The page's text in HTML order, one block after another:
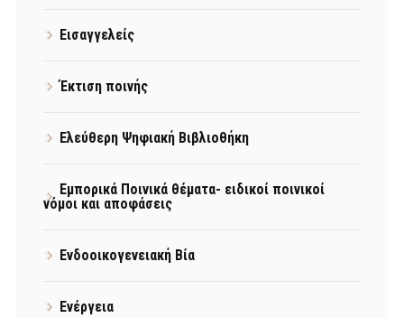
Εισαγγελείς
Έκτιση ποινής
Ελεύθερη Ψηφιακή Βιβλιοθήκη
Εμπορικά Ποινικά θέματα- ειδικοί ποινικοί
νόμοι και αποφάσεις
Ενδοοικογενειακή Βία
Ενέργεια